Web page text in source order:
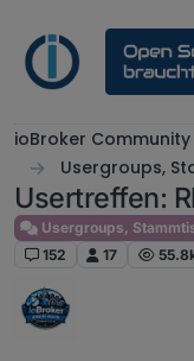
ioBroker
Usergroups,
Usertreffen:
Usergroups,
152
17